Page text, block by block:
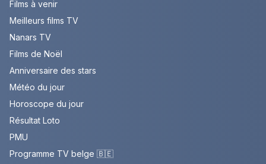
Films à venir
Meilleurs films TV
Nanars TV
Films de Noël
Anniversaire des stars
Météo du jour
Horoscope du jour
Résultat Loto
PMU
Programme TV belge 🇧🇪